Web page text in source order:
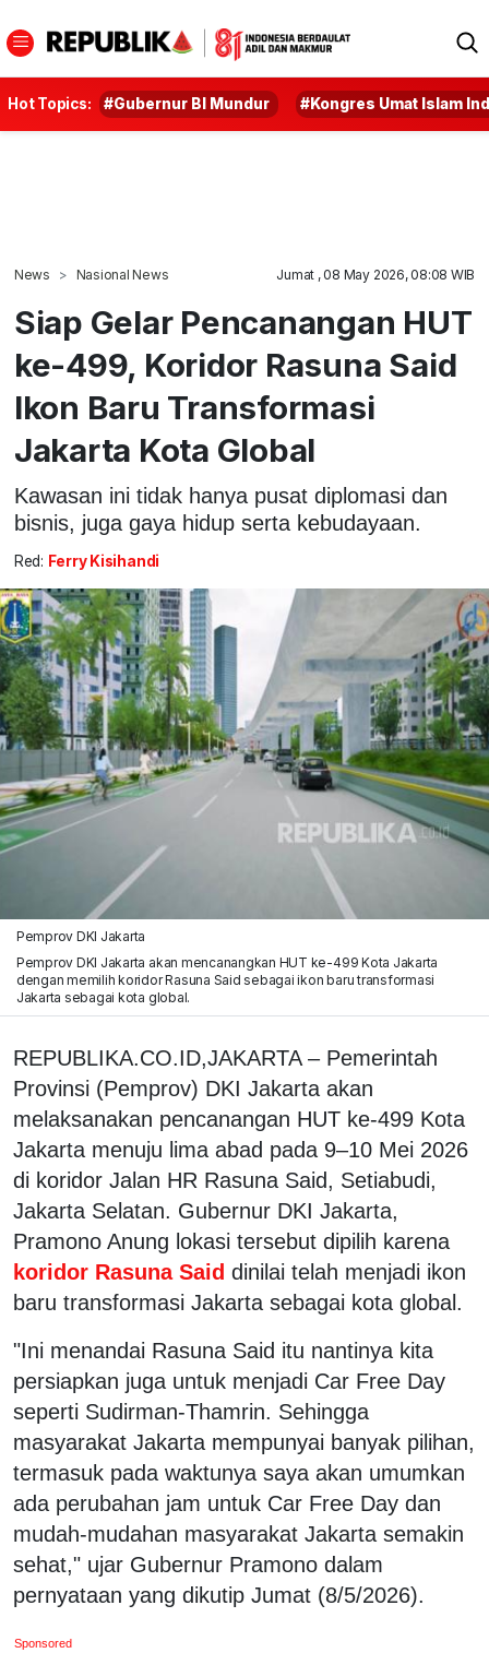
Hot Topics: #Gubernur BI Mundur #Kongres Umat Islam
News Nasional News Jumat , 08 May 2026, 08:08 WIB
Siap Gelar Pencanangan HUT
ke-499, Koridor Rasuna Said
Ikon Baru Transformasi
Jakarta Kota Global
Kawasan ini tidak hanya pusat diplomasi dan
bisnis, juga gaya hidup serta kebudayaan.
Red: Ferry Kisihandi
Pemprov DKI Jakarta
Pemprov DKI Jakarta akan mencanangkan HUT ke-499 Kota Jakarta
dengan memilih koridor Rasuna Said sebagai ikon baru transformasi
Jakarta sebagai kota global.
REPUBLIKA.CO.ID,JAKARTA – Pemerintah
Provinsi (Pemprov) DKI Jakarta akan
melaksanakan pencanangan HUT ke-499 Kota
Jakarta menuju lima abad pada 9–10 Mei 2026
di koridor Jalan HR Rasuna Said, Setiabudi,
Jakarta Selatan. Gubernur DKI Jakarta,
Pramono Anung lokasi tersebut dipilih karena
koridor Rasuna Said dinilai telah menjadi ikon
baru transformasi Jakarta sebagai kota global.
"Ini menandai Rasuna Said itu nantinya kita
persiapkan juga untuk menjadi Car Free Day
seperti Sudirman-Thamrin. Sehingga
masyarakat Jakarta mempunyai banyak pilihan,
termasuk pada waktunya saya akan umumkan
ada perubahan jam untuk Car Free Day dan
mudah-mudahan masyarakat Jakarta semakin
sehat," ujar Gubernur Pramono dalam
pernyataan yang dikutip Jumat (8/5/2026).
Sponsored